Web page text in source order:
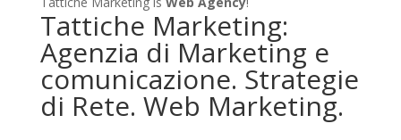
Tattiche Marketing:
Agenzia di Marketing e
comunicazione. Strategie
di Rete. Web Marketing.